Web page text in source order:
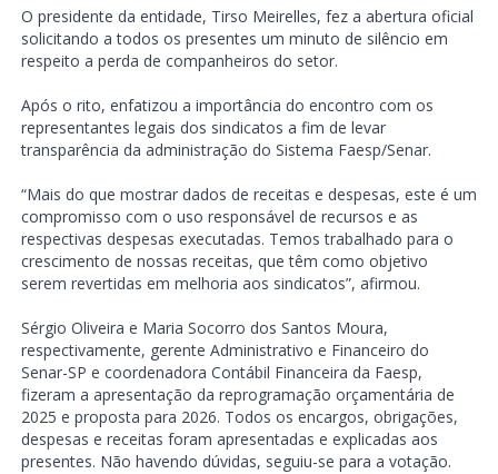
O presidente da entidade, Tirso Meirelles, fez a abertura oficial
solicitando a todos os presentes um minuto de silêncio em
respeito a perda de companheiros do setor.
Após o rito, enfatizou a importância do encontro com os
representantes legais dos sindicatos a fim de levar
transparência da administração do Sistema Faesp/Senar.
“Mais do que mostrar dados de receitas e despesas, este é um
compromisso com o uso responsável de recursos e as
respectivas despesas executadas. Temos trabalhado para o
crescimento de nossas receitas, que têm como objetivo
serem revertidas em melhoria aos sindicatos”, afirmou.
Sérgio Oliveira e Maria Socorro dos Santos Moura,
respectivamente, gerente Administrativo e Financeiro do
Senar-SP e coordenadora Contábil Financeira da Faesp,
fizeram a apresentação da reprogramação orçamentária de
2025 e proposta para 2026. Todos os encargos, obrigações,
despesas e receitas foram apresentadas e explicadas aos
presentes. Não havendo dúvidas, seguiu-se para a votação.